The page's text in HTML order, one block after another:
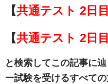
【共通テスト 2日目
【共通テスト 2日目
と検索してこの記事に
ー試験を受けるすべて